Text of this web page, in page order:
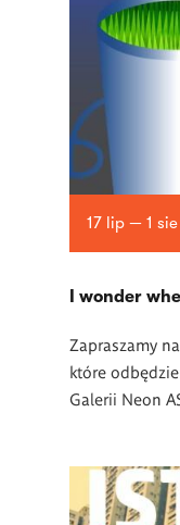
17 lip — 1
I wonder
Zapraszamy
które
Galerii Neon